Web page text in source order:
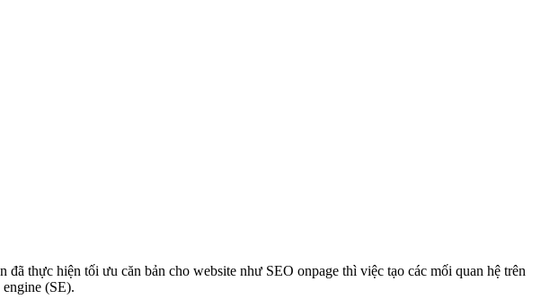
thực hiện tối ưu căn bản cho website như SEO onpage thì việc tạo các mối quan hệ trên
(SE).